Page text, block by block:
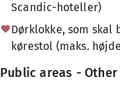
Scandic-hoteller)
Dørklokke, som skal
kørestol (maks.
Public areas - Other